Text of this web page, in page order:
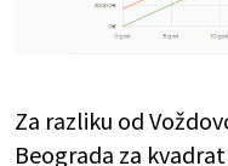
Za razliku od
Beograda za